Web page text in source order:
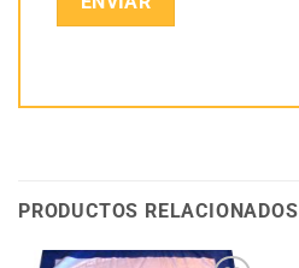
PRODUCTOS RELACIONADOS